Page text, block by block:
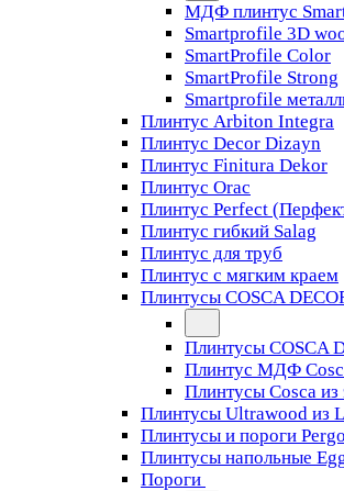
МДФ плинтус
Smartprofile 3D
SmartProfile Color
SmartProfile Strong
Smartprofile
Плинтус Arbiton Integra
Плинтус Decor Dizayn
Плинтус Finitura Dekor
Плинтус Orac
Плинтус Perfect
Плинтус гибкий Salag
Плинтус для труб
Плинтус с мягким краем
Плинтусы COSCA
Плинтусы COSCA
Плинтус МДФ
Плинтусы Cosca из
Плинтусы Ultrawood из
Плинтусы и пороги Pergo
Плинтусы напольные
Пороги